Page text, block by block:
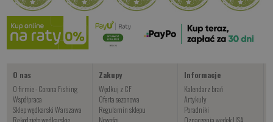
od 26.00 PLN
Kup teraz >
O nas
O firmie - Corona Fishing
Współpraca
Sklep wędkarski Warszawa
Rękodzieło wędkarskie
Zakupy
Wędkuj z CF
Oferta sezonowa
Regulamin sklepu
Nowości
Informacje
Kalendarz brań
Artykuły
Poradniki
Oznaczenia wędek USA